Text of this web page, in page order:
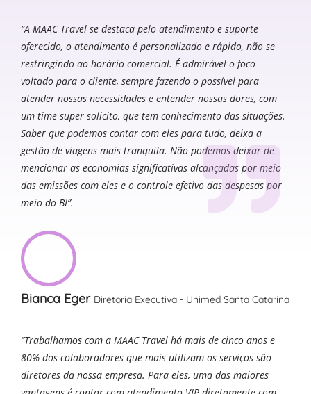
“A MAAC Travel se destaca pelo atendimento e suporte
oferecido, o atendimento é personalizado e rápido, não se
restringindo ao horário comercial. É admirável o foco
voltado para o cliente, sempre fazendo o possível para
atender nossas necessidades e entender nossas dores, com
um time super solicito, que tem conhecimento das situações.
Saber que podemos contar com eles para tudo, deixa a
gestão de viagens mais tranquila. Não podemos deixar de
mencionar as economias significativas alcançadas por meio
das emissões com eles e o controle efetivo das despesas por
meio do BI”.
Bianca Eger Diretoria Executiva - Unimed Santa Catarina
“Trabalhamos com a MAAC Travel há mais de cinco anos e
80% dos colaboradores que mais utilizam os serviços são
diretores da nossa empresa. Para eles, uma das maiores